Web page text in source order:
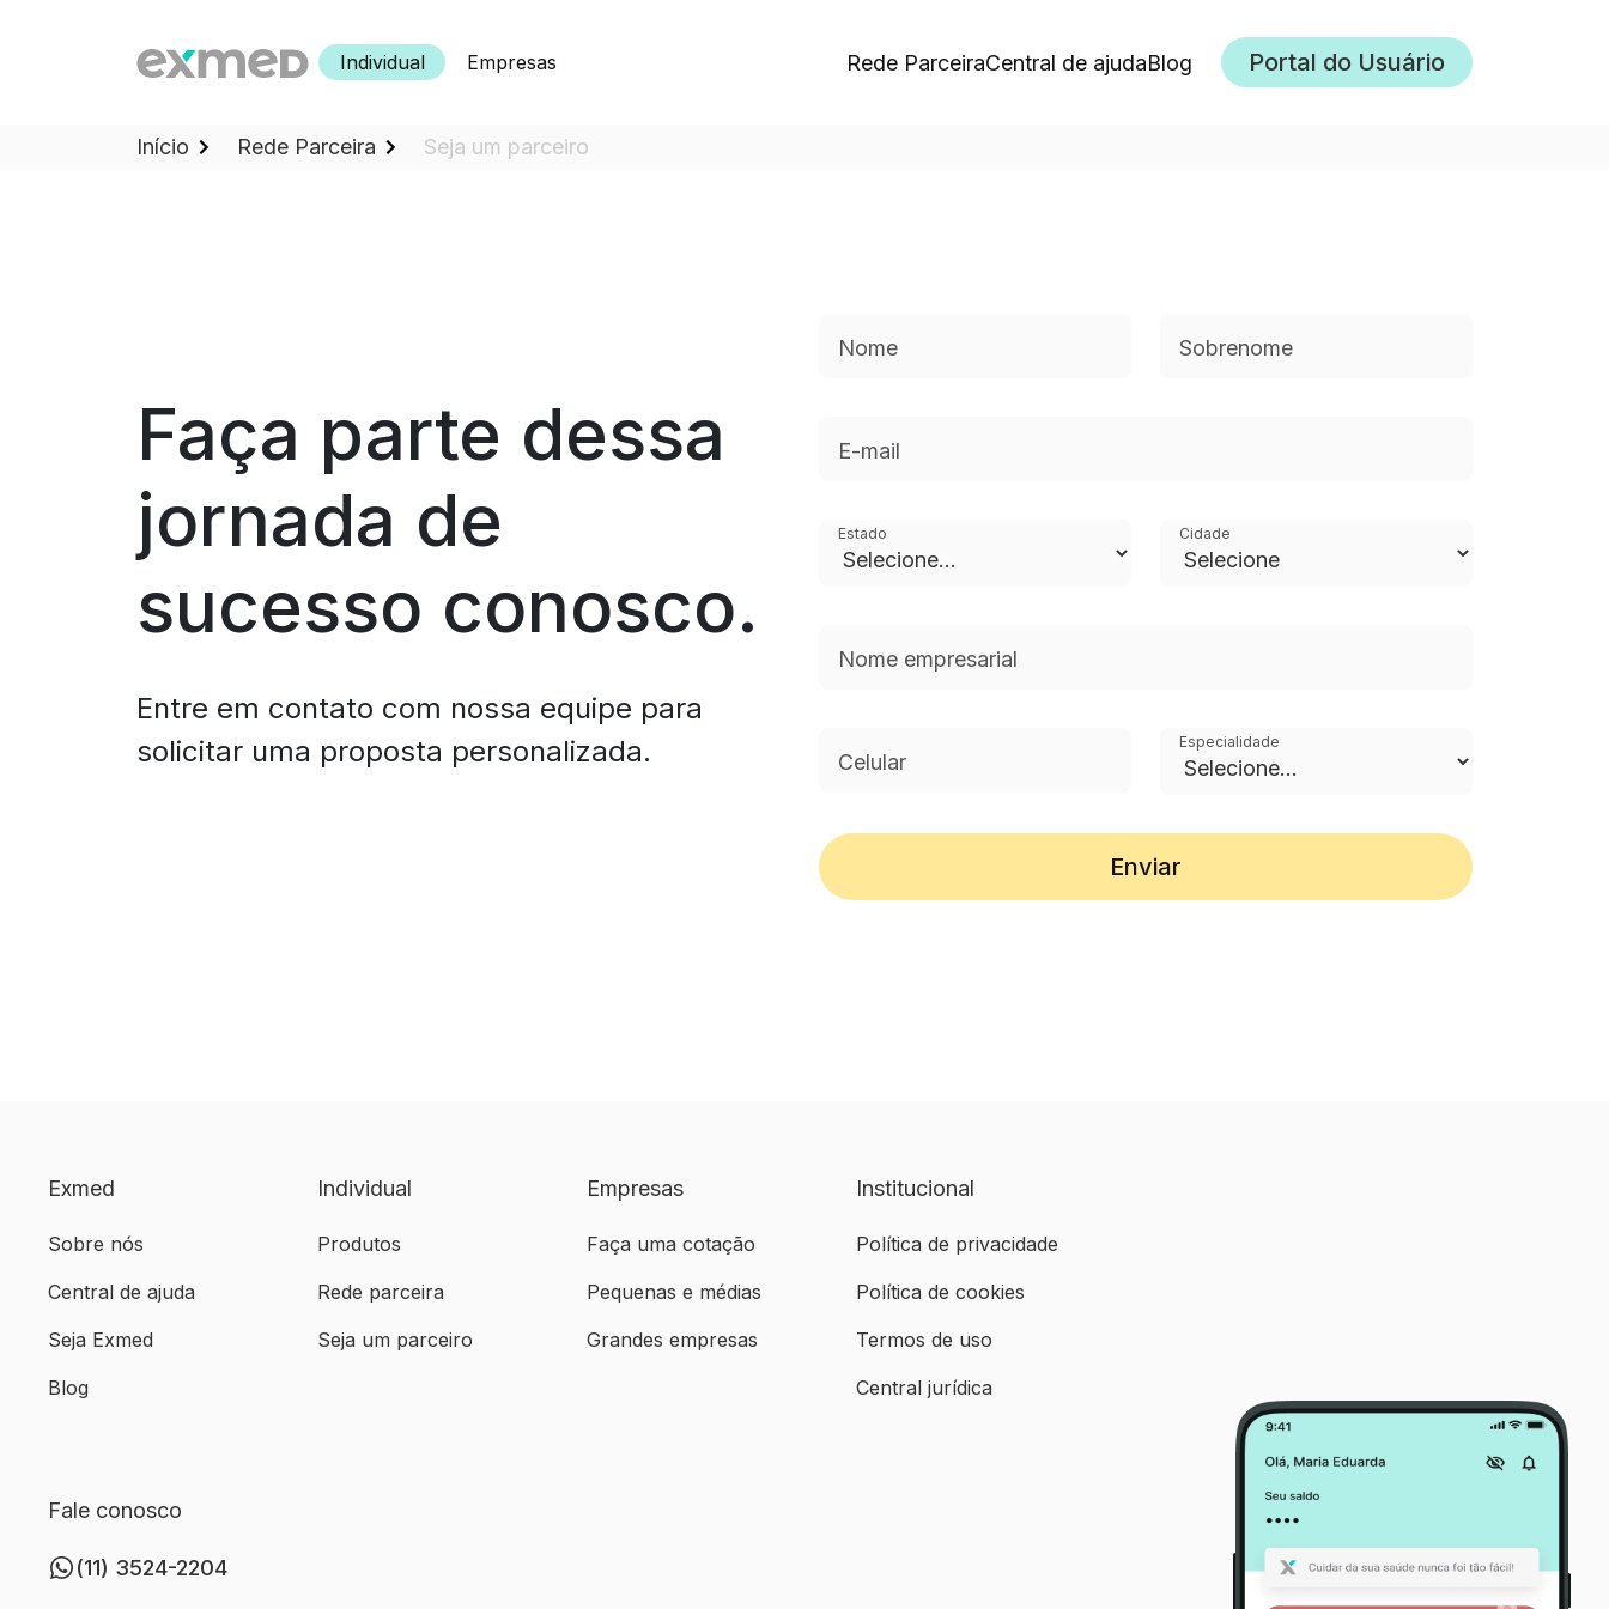
Individual Empresas Rede ParceiraCentral de ajudaBlog Portal do Usuário
Início Rede Parceira Seja um parceiro
Faça parte dessa
jornada de
sucesso conosco.
Entre em contato com nossa equipe para
solicitar uma proposta personalizada.
Nome Sobrenome
E-mail
Estado Cidade
Nome empresarial
Celular
Especialidade
Enviar
Exmed
Sobre nós
Central de ajuda
Seja Exmed
Blog
Individual
Produtos
Rede parceira
Seja um parceiro
Empresas
Faça uma cotação
Pequenas e médias
Grandes empresas
Institucional
Política de privacidade
Política de cookies
Termos de uso
Central jurídica
Fale conosco
(11) 3524-2204